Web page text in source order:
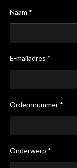
Naam *
E-mailadres *
Ordernnummer *
Onderwerp *